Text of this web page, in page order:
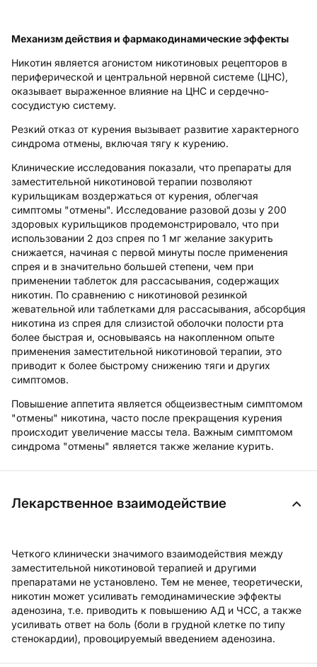
Механизм действия и фармакодинамические эффекты
Никотин является агонистом никотиновых рецепторов в
периферической и центральной нервной системе (ЦНС),
оказывает выраженное влияние на ЦНС и сердечно-
сосудистую систему.
Резкий отказ от курения вызывает развитие характерного
синдрома отмены, включая тягу к курению.
Клинические исследования показали, что препараты для
заместительной никотиновой терапии позволяют
курильщикам воздержаться от курения, облегчая
симптомы "отмены". Исследование разовой дозы у 200
здоровых курильщиков продемонстрировало, что при
использовании 2 доз спрея по 1 мг желание закурить
снижается, начиная с первой минуты после применения
спрея и в значительно большей степени, чем при
применении таблеток для рассасывания, содержащих
никотин. По сравнению с никотиновой резинкой
жевательной или таблетками для рассасывания, абсорбция
никотина из спрея для слизистой оболочки полости рта
более быстрая и, основываясь на накопленном опыте
применения заместительной никотиновой терапии, это
приводит к более быстрому снижению тяги и других
симптомов.
Повышение аппетита является общеизвестным симптомом
"отмены" никотина, часто после прекращения курения
происходит увеличение массы тела. Важным симптомом
синдрома "отмены" является также желание курить.
Лекарственное взаимодействие
Четкого клинически значимого взаимодействия между
заместительной никотиновой терапией и другими
препаратами не установлено. Тем не менее, теоретически,
никотин может усиливать гемодинамические эффекты
аденозина, т.е. приводить к повышению АД и ЧСС, а также
усиливать ответ на боль (боли в грудной клетке по типу
стенокардии), провоцируемый введением аденозина.